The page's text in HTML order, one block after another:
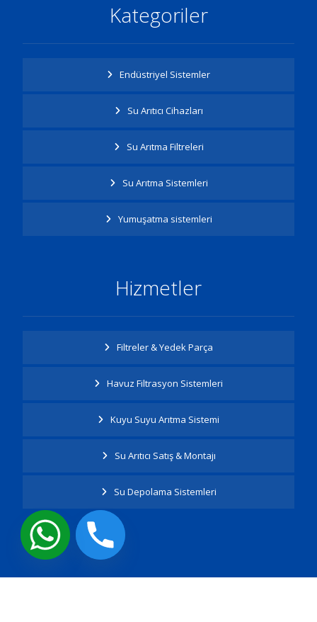
Kategoriler
Endüstriyel Sistemler
Su Arıtıcı Cihazları
Su Arıtma Filtreleri
Su Arıtma Sistemleri
Yumuşatma sistemleri
Hizmetler
Filtreler & Yedek Parça
Havuz Filtrasyon Sistemleri
Kuyu Suyu Arıtma Sistemi
Su Arıtıcı Satış & Montajı
Su Depolama Sistemleri